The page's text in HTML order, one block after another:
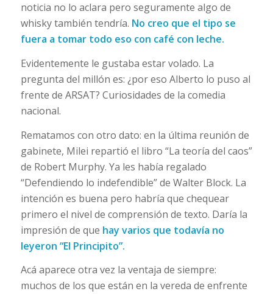
noticia no lo aclara pero seguramente algo de
whisky también tendría. No creo que el tipo se
fuera a tomar todo eso con café con leche.
Evidentemente le gustaba estar volado. La
pregunta del millón es: ¿por eso Alberto lo puso al
frente de ARSAT? Curiosidades de la comedia
nacional.
Rematamos con otro dato: en la última reunión de
gabinete, Milei repartió el libro “La teoría del caos”
de Robert Murphy. Ya les había regalado
“Defendiendo lo indefendible” de Walter Block. La
intención es buena pero habría que chequear
primero el nivel de comprensión de texto. Daría la
impresión de que hay varios que todavía no
leyeron “El Principito”.
Acá aparece otra vez la ventaja de siempre:
muchos de los que están en la vereda de enfrente